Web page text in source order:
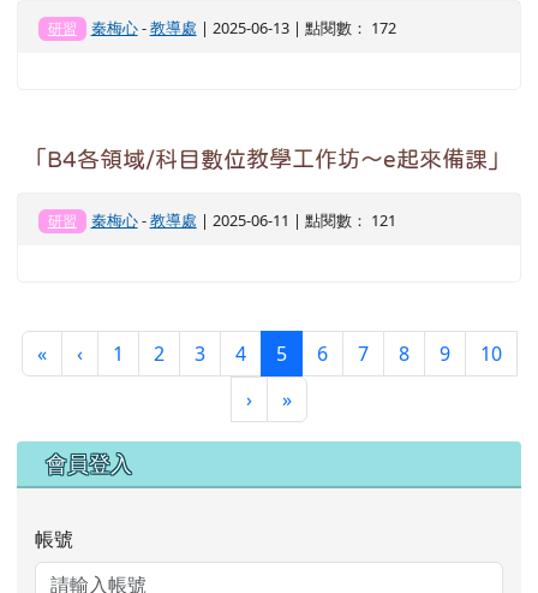
研習 秦梅心-教導處 | 2025-06-13 | 點閱數： 172
「B4各領域/科目數位教學工作坊～e起來備課」
研習 秦梅心-教導處 | 2025-06-11 | 點閱數： 121
«第一頁
‹上一頁
1 2 3 4 5(目前頁次)
6 7 8 9
10
›下一頁
»最後頁
右邊區域內容
會員登入
帳號